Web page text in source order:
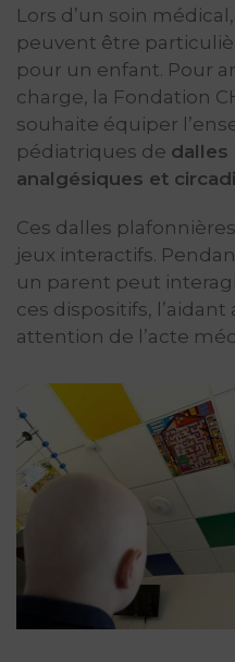
Lors d’un soin
peuvent être
pour un enfant. Pour
charge, la Fondation
souhaite équiper
pédiatriques de dalles
analgésiques et
Ces dalles
jeux interactifs.
un parent peut
ces dispositifs,
attention de l’acte